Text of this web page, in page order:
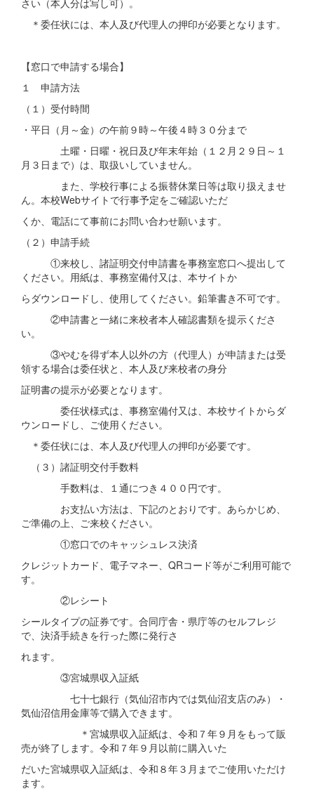
さい（本人分は写し可）。
＊委任状には、本人及び代理人の押印が必要となります。
【窓口で申請する場合】
１ 申請方法
（１）受付時間
・平日（月～金）の午前９時～午後４時３０分まで
土曜・日曜・祝日及び年末年始（１２月２９日～１
月３日まで）は、取扱いしていません。
また、学校行事による振替休業日等は取り扱えませ
ん。本校Webサイトで行事予定をご確認いただ
くか、電話にて事前にお問い合わせ願います。
（２）申請手続
①来校し、諸証明交付申請書を事務室窓口へ提出して
ください。用紙は、事務室備付又は、本サイトか
らダウンロードし、使用してください。鉛筆書き不可です。
②申請書と一緒に来校者本人確認書類を提示くださ
い。
③やむを得ず本人以外の方（代理人）が申請または受
領する場合は委任状と、本人及び来校者の身分
証明書の提示が必要となります。
委任状様式は、事務室備付又は、本校サイトからダ
ウンロードし、ご使用ください。
＊委任状には、本人及び代理人の押印が必要です。
（３）諸証明交付手数料
手数料は、１通につき４００円です。
お支払い方法は、下記のとおりです。あらかじめ、
ご準備の上、ご来校ください。
①窓口でのキャッシュレス決済
クレジットカード、電子マネー、QRコード等がご利用可能で
す。
②レシート
シールタイプの証券です。合同庁舎・県庁等のセルフレジ
で、決済手続きを行った際に発行さ
れます。
③宮城県収入証紙
七十七銀行（気仙沼市内では気仙沼支店のみ）・
気仙沼信用金庫等で購入できます。
＊宮城県収入証紙は、令和７年９月をもって販
売が終了します。令和７年９月以前に購入いた
だいた宮城県収入証紙は、令和８年３月までご使用いただけ
ます。